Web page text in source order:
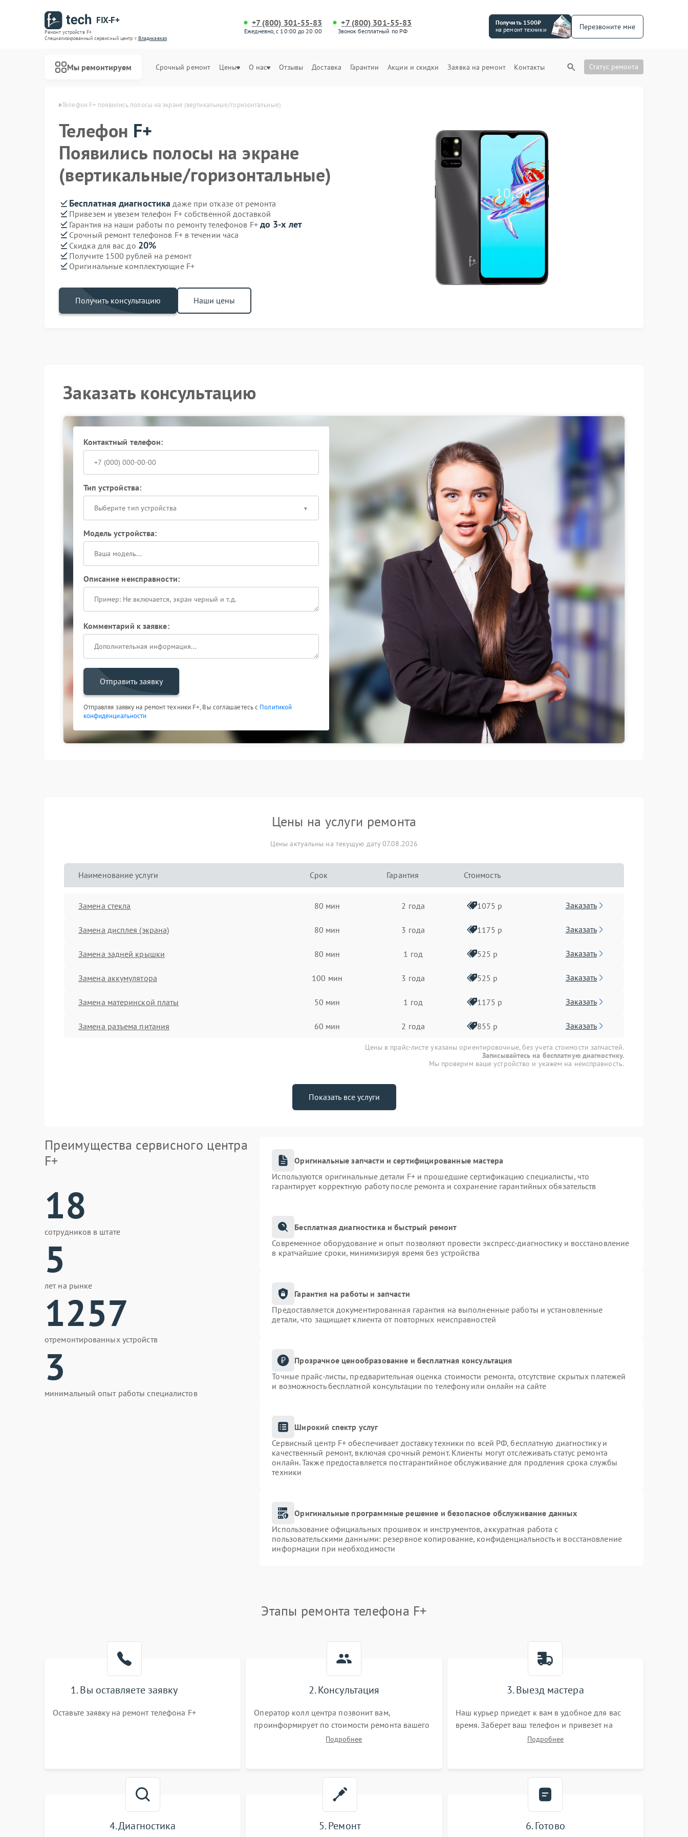
FIX-F+
Ремонт устройств F+
Специализированный cервисный центр г.Владикавказ
+7 (800) 301-55-83
Ежедневно, с 10:00 до 20:00
+7 (800) 301-55-83
Звонок бесплатный по РФ
Получить 1500₽
на ремонт техники
Перезвоните мне
Мы ремонтируем Срочный ремонт Цены О нас Отзывы Доставка Гарантии Акции и скидки Заявка на ремонт Контакты Статус ремонта
F+ в Владикавказе Телефон F+ появились полосы на экране (вертикальные/горизонтальные)
Телефон F+
Появились полосы на экране
(вертикальные/горизонтальные)
Бесплатная диагностика даже при отказе от ремонта
Привезем и увезем телефон F+ собственной доставкой
Гарантия на наши работы по ремонту телефонов F+ до 3-х лет
Срочный ремонт телефонов F+ в течении часа
Скидка для вас до 20%
Получите 1500 рублей на ремонт
Оригинальные комплектующие F+
Получить консультацию Наши цены
Заказать консультацию
Контактный телефон:
Тип устройства:
Выберите тип устройства
Модель устройства:
Описание неисправности:
Комментарий к заявке:
Отправить заявку
Отправляя заявку на ремонт техники F+, Вы соглашаетесь с Политикой
конфиденциальности
Цены на услуги ремонта
Цены актуальны на текущую дату 07.08.2026
Наименование услуги Срок Гарантия Стоимость
Замена стекла 80 мин 2 года 1075 р Заказать
Замена дисплея (экрана) 80 мин 3 года 1175 р Заказать
Замена задней крышки 80 мин 1 год 525 р Заказать
Замена аккумулятора 100 мин 3 года 525 р Заказать
Замена материнской платы 50 мин 1 год 1175 р Заказать
Замена разъема питания 60 мин 2 года 855 р Заказать
Цены в прайс-листе указаны ориентировочные, без учета стоимости запчастей.
Записывайтесь на бесплатную диагностику.
Мы проверим ваше устройство и укажем на неисправность.
Показать все услуги
Преимущества сервисного центра
F+
18
сотрудников в штате
5
лет на рынке
1257
отремонтированных устройств
3
минимальный опыт работы специалистов
Оригинальные запчасти и сертифицированные мастера
Используются оригинальные детали F+ и прошедшие сертификацию специалисты, что
гарантирует корректную работу после ремонта и сохранение гарантийных обязательств
Бесплатная диагностика и быстрый ремонт
Современное оборудование и опыт позволяют провести экспресс-диагностику и восстановление
в кратчайшие сроки, минимизируя время без устройства
Гарантия на работы и запчасти
Предоставляется документированная гарантия на выполненные работы и установленные
детали, что защищает клиента от повторных неисправностей
Прозрачное ценообразование и бесплатная консультация
Точные прайс-листы, предварительная оценка стоимости ремонта, отсутствие скрытых платежей
и возможность бесплатной консультации по телефону или онлайн на сайте
Широкий спектр услуг
Сервисный центр F+ обеспечивает доставку техники по всей РФ, бесплатную диагностику и
качественный ремонт, включая срочный ремонт. Клиенты могут отслеживать статус ремонта
онлайн. Также предоставляется постгарантийное обслуживание для продления срока службы
техники
Оригинальные программные решение и безопасное обслуживание данных
Использование официальных прошивок и инструментов, аккуратная работа с
пользовательскими данными: резервное копирование, конфиденциальность и восстановление
информации при необходимости
Этапы ремонта телефона F+
1. Вы оставляете заявку
Оставьте заявку на ремонт телефона F+
2. Консультация
Оператор колл центра позвонит вам,
проинформирует по стоимости ремонта вашего
телефона а также ответит на все ваши вопросы.
Подробнее
3. Выезд мастера
Наш курьер приедет к вам в удобное для вас
время. Заберет ваш телефон и привезет на
склад для диагностики.Подробнее
4. Диагностика 5. Ремонт 6. Готово